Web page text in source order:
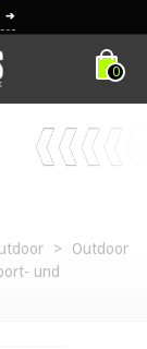
➔
0
>
Outdoor
und